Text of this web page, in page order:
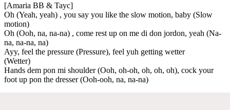
[Amaria BB & Tayc]
Oh (Yeah, yeah) ​, you say you like the slow motion, baby (Slow
motion) ​
Oh (Ooh, na, na-na) ​, come rest up on me di don jordon, yeah (Na-
na, na-na, na) ​
Ayy, feel the pressure (Pressure), feel yuh getting wetter
(Wetter)
Hands dem pon mi shoulder (Ooh, oh-oh, oh, oh, oh), cock your
foot up pon the dresser (Ooh-ooh, na, na-na) ​